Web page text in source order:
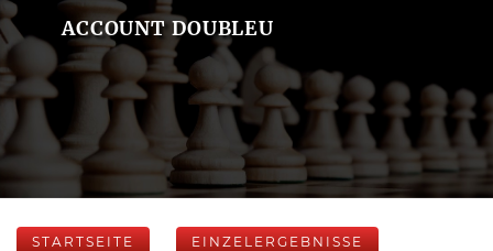
ACCOUNT DOUBLEU
STARTSEITE EINZELERGEBNISSE